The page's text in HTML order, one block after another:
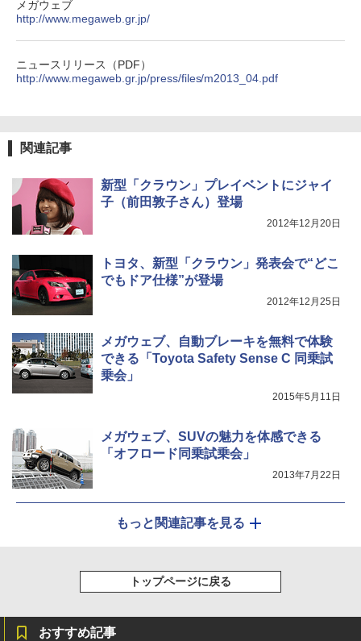
メガウェブ
http://www.megaweb.gr.jp/
ニュースリリース（PDF）
http://www.megaweb.gr.jp/press/files/m2013_04.pdf
関連記事
新型「クラウン」プレイベントにジャイ
子（前田敦子さん）登場
2012年12月20日
トヨタ、新型「クラウン」発表会で“どこ
でもドア仕様”が登場
2012年12月25日
メガウェブ、自動ブレーキを無料で体験
できる「Toyota Safety Sense C 同乗試
乗会」
2015年5月11日
メガウェブ、SUVの魅力を体感できる
「オフロード同乗試乗会」
2013年7月22日
もっと関連記事を見る
トップページに戻る
おすすめ記事